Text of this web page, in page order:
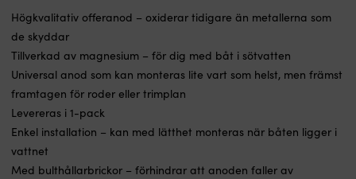
Högkvalitativ offeranod – oxiderar tidigare än metallerna som
de skyddar
Tillverkad av magnesium – för dig med båt i sötvatten
Universal anod som kan monteras lite vart som helst, men främst
framtagen för roder eller trimplan
Levereras i 1-pack
Enkel installation – kan med lätthet monteras när båten ligger i
vattnet
Med bulthållarbrickor – förhindrar att anoden faller av